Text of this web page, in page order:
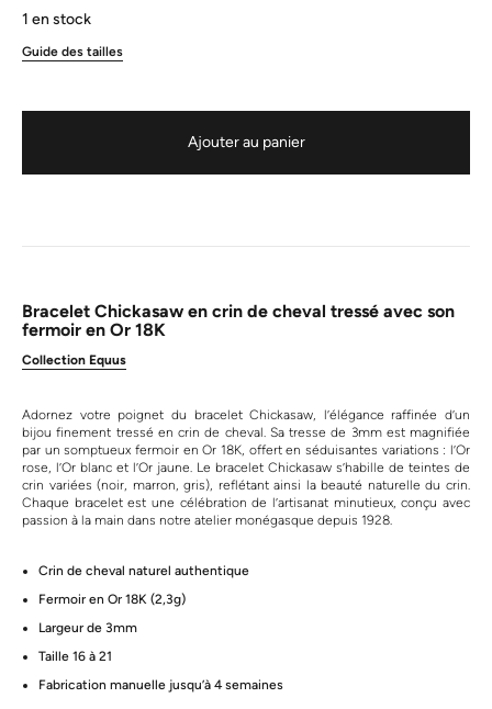
1 en stock
Guide des tailles
Ajouter au panier
Bracelet Chickasaw en crin de cheval tressé avec son
fermoir en Or 18K
Collection Equus
Adornez votre poignet du bracelet Chickasaw, l’élégance raffinée d’un
bijou finement tressé en crin de cheval. Sa tresse de 3mm est magnifiée
par un somptueux fermoir en Or 18K, offert en séduisantes variations : l’Or
rose, l’Or blanc et l’Or jaune. Le bracelet Chickasaw s’habille de teintes de
crin variées (noir, marron, gris), reflétant ainsi la beauté naturelle du crin.
Chaque bracelet est une célébration de l’artisanat minutieux, conçu avec
passion à la main dans notre atelier monégasque depuis 1928.
Crin de cheval naturel authentique
Fermoir en Or 18K (2,3g)
Largeur de 3mm
Taille 16 à 21
Fabrication manuelle jusqu’à 4 semaines